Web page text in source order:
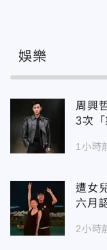
娛樂
周興
3次
1小時
遭女
六月
2小時